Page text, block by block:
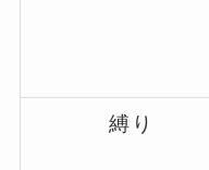
縛り